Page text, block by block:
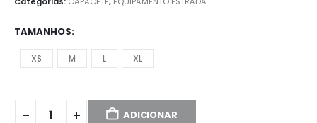
TAMANHOS
XS M L XL
ADICIONAR